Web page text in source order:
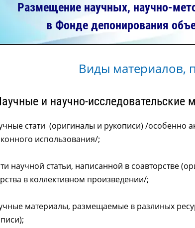
Размещение научных, научно-
в Фонде депонирования
Виды материалов,
и научно-исследовательские
стати (оригиналы и рукописи) /особенно
использования/;
научной статьи, написанной в соавторстве
в коллективном произведении/;
материалы, размещаемые в разлиных